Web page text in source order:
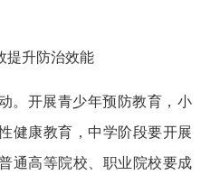
提升防治效能
。开展青少年预防教育，小
健康教育，中学阶段要开展
通高等院校、职业院校要成